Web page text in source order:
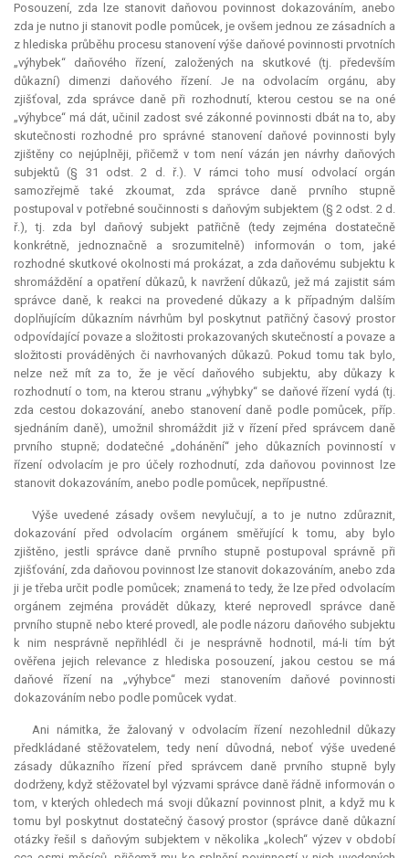
Posouzení, zda lze stanovit daňovou povinnost dokazováním, anebo
zda je nutno ji stanovit podle pomůcek, je ovšem jednou ze zásadních a
z hlediska průběhu procesu stanovení výše daňové povinnosti prvotních
„výhybek“ daňového řízení, založených na skutkové (tj. především
důkazní) dimenzi daňového řízení. Je na odvolacím orgánu, aby
zjišťoval, zda správce daně při rozhodnutí, kterou cestou se na oné
„výhybce“ má dát, učinil zadost své zákonné povinnosti dbát na to, aby
skutečnosti rozhodné pro správné stanovení daňové povinnosti byly
zjištěny co nejúplněji, přičemž v tom není vázán jen návrhy daňových
subjektů (§ 31 odst. 2 d. ř.). V rámci toho musí odvolací orgán
samozřejmě také zkoumat, zda správce daně prvního stupně
postupoval v potřebné součinnosti s daňovým subjektem (§ 2 odst. 2 d.
ř.), tj. zda byl daňový subjekt patřičně (tedy zejména dostatečně
konkrétně, jednoznačně a srozumitelně) informován o tom, jaké
rozhodné skutkové okolnosti má prokázat, a zda daňovému subjektu k
shromáždění a opatření důkazů, k navržení důkazů, jež má zajistit sám
správce daně, k reakci na provedené důkazy a k případným dalším
doplňujícím důkazním návrhům byl poskytnut patřičný časový prostor
odpovídající povaze a složitosti prokazovaných skutečností a povaze a
složitosti prováděných či navrhovaných důkazů. Pokud tomu tak bylo,
nelze než mít za to, že je věcí daňového subjektu, aby důkazy k
rozhodnutí o tom, na kterou stranu „výhybky“ se daňové řízení vydá (tj.
zda cestou dokazování, anebo stanovení daně podle pomůcek, příp.
sjednáním daně), umožnil shromáždit již v řízení před správcem daně
prvního stupně; dodatečné „dohánění“ jeho důkazních povinností v
řízení odvolacím je pro účely rozhodnutí, zda daňovou povinnost lze
stanovit dokazováním, anebo podle pomůcek, nepřípustné.
Výše uvedené zásady ovšem nevylučují, a to je nutno zdůraznit,
dokazování před odvolacím orgánem směřující k tomu, aby bylo
zjištěno, jestli správce daně prvního stupně postupoval správně při
zjišťování, zda daňovou povinnost lze stanovit dokazováním, anebo zda
ji je třeba určit podle pomůcek; znamená to tedy, že lze před odvolacím
orgánem zejména provádět důkazy, které neprovedl správce daně
prvního stupně nebo které provedl, ale podle názoru daňového subjektu
k nim nesprávně nepřihlédl či je nesprávně hodnotil, má-li tím být
ověřena jejich relevance z hlediska posouzení, jakou cestou se má
daňové řízení na „výhybce“ mezi stanovením daňové povinnosti
dokazováním nebo podle pomůcek vydat.
Ani námitka, že žalovaný v odvolacím řízení nezohlednil důkazy
předkládané stěžovatelem, tedy není důvodná, neboť výše uvedené
zásady důkazního řízení před správcem daně prvního stupně byly
dodrženy, když stěžovatel byl výzvami správce daně řádně informován o
tom, v kterých ohledech má svoji důkazní povinnost plnit, a když mu k
tomu byl poskytnut dostatečný časový prostor (správce daně důkazní
otázky řešil s daňovým subjektem v několika „kolech“ výzev v období